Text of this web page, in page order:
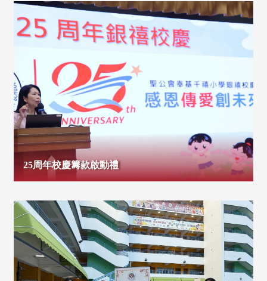
25周年校慶籌款啟動禮